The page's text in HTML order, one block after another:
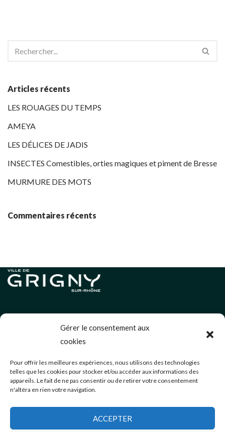
Gérer le consentement aux
cookies
Pour offrir les meilleures expériences, nous utilisons des technologies
telles que les cookies pour stocker et/ou accéder aux informations des
appareils. Le fait de ne pas consentir ou de retirer votre consentement
n'altéra en rien votre navigation.
ACCEPTER
Articles récents
LES ROUAGES DU TEMPS
AMEYA
LES DÉLICES DE JADIS
INSECTES Comestibles, orties magiques et piment de Bresse
MURMURE DES MOTS
Commentaires récents
Politique de cookies (UE)
Éditions précédentes
04 72 49 52 49
3 Avenue Jean Estragnat